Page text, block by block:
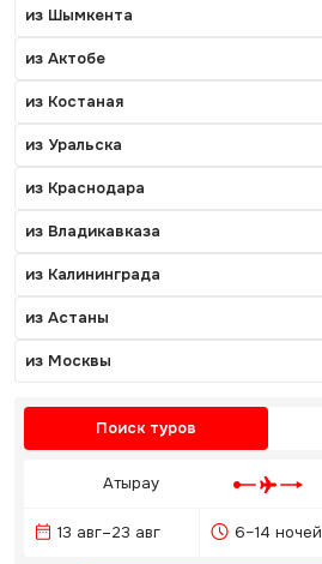
из Шымкента
из Актобе
из Костаная
из Уральска
из Краснодара
из Владикавказа
из Калининграда
из Астаны
из Москвы
Поиск туров
Атырау
13 авг–23 авг 6–14 ночей